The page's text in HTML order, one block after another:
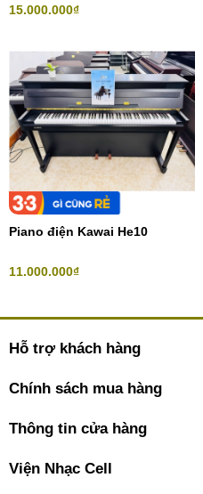
15.000.000₫
Piano điện Kawai He10
11.000.000₫
Hỗ trợ khách hàng
Chính sách mua hàng
Thông tin cửa hàng
Viện Nhạc Cell